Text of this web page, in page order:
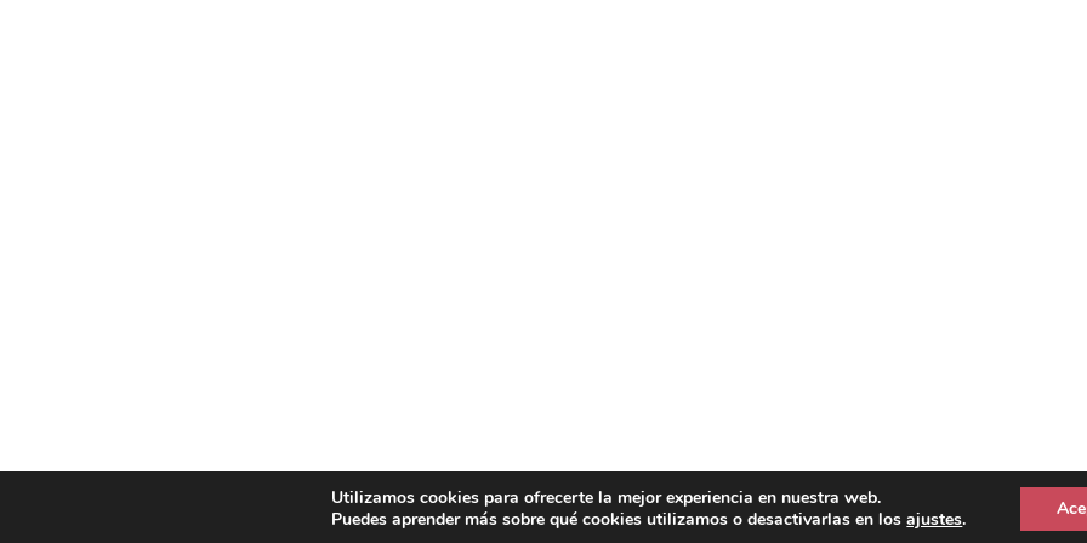
Utilizamos cookies para ofrecerte la mejor experiencia en nuestra web.
Puedes aprender más sobre qué cookies utilizamos o desactivarlas en losajustes.